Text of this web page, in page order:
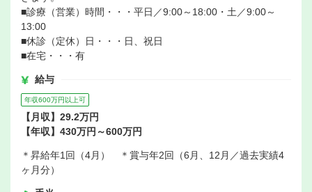
■診療（営業）時間・・・平日／9:00～18:00・土／9:00～
13:00
■休診（定休）日・・・日、祝日
■在宅・・・有
給与
年収600万円以上可
【月収】29.2万円
【年収】430万円～600万円
＊昇給年1回（4月） ＊賞与年2回（6月、12月／過去実績4
ヶ月分）